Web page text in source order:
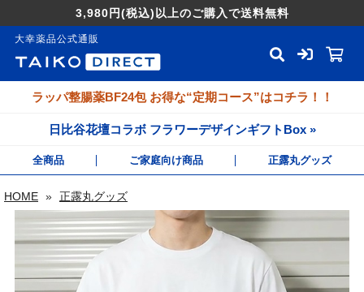
3,980円(税込) 以上のご購入で送料無料
大幸薬品公式通販
ラッパ整腸薬BF24包 お得な“定期コース”はコチラ！！
日比谷花壇コラボ フラワーデザインギフトBox »
全商品 ご家庭向け商品 正露丸グッズ
HOME » 正露丸グッズ